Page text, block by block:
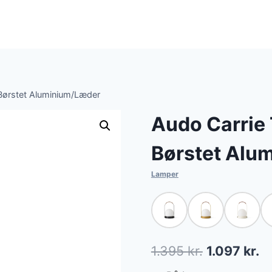
Aluminium/Læder
Audo Carrie
Børstet
Lamper
1.395kr. Den
1.097 kr.